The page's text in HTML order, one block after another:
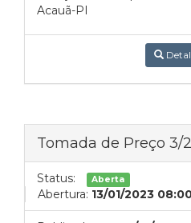
Acauã-PI
Tomada de Preço 3/
Status: Aberta
Abertura: 13/01/2023